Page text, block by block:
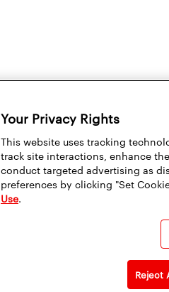
Your Privacy Rights
This website uses tracking
track site interactions, enhance
conduct targeted advertising as
preferences by clicking "Set
Use.
Reject